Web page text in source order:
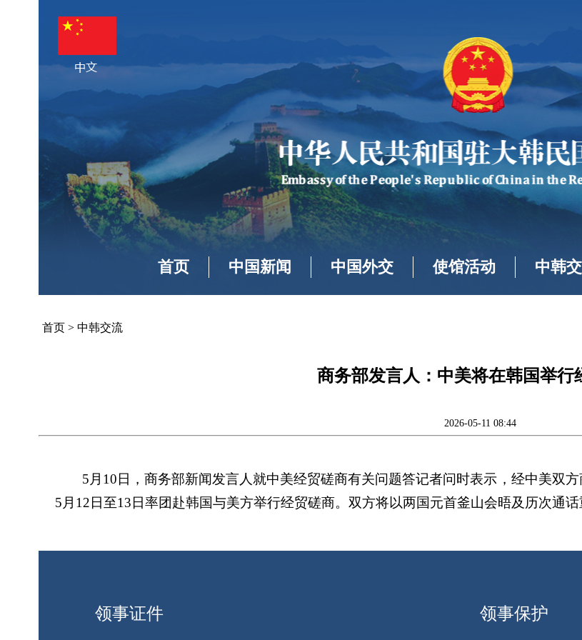
首页 中国新闻 中国外交 使馆活动 中韩
首页 > 中韩交流
商务部发言人：中美将在韩国举行
2026-05-11 08:44
5月10日，商务部新闻发言人就中美经贸磋商有关问题答记者问时表示，经中美双
5月12日至13日率团赴韩国与美方举行经贸磋商。双方将以两国元首釜山会晤及历次通
领事证件 领事保护